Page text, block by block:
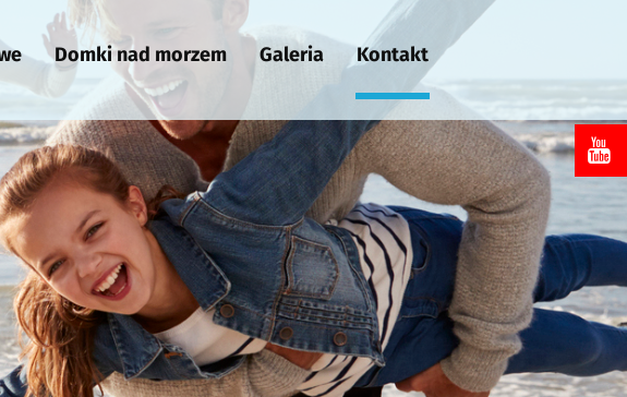
Domki nad morzem Galeria Kontakt